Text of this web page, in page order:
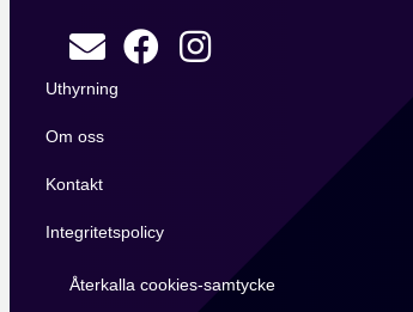
Uthyrning
Om oss
Kontakt
Integritetspolicy
Återkalla cookies-samtycke